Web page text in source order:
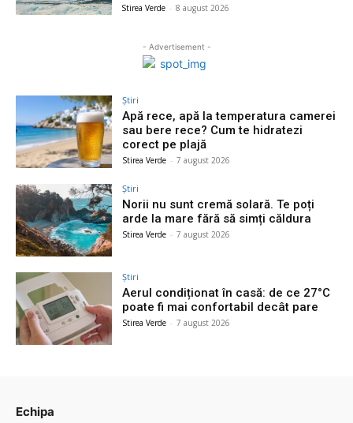
Stirea Verde - 8 august 2026
- Advertisement -
Știri
Apă rece, apă la temperatura camerei
sau bere rece? Cum te hidratezi
corect pe plajă
Stirea Verde - 7 august 2026
Știri
Norii nu sunt cremă solară. Te poți
arde la mare fără să simți căldura
Stirea Verde - 7 august 2026
Știri
Aerul condiționat în casă: de ce 27°C
poate fi mai confortabil decât pare
Stirea Verde - 7 august 2026
Echipa